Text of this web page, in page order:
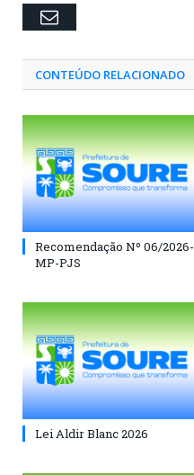
Email
CONTEÚDO RELACIONADO
Recomendação Nº 06/2026-
MP-PJS
Lei Aldir Blanc 2026